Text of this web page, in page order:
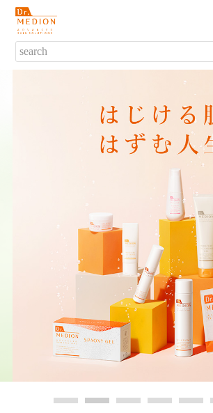
新規会員登録
お悩みから探す
定期便から探す
初めての方へ
Dr.MEDIONについて
お手入れステップ